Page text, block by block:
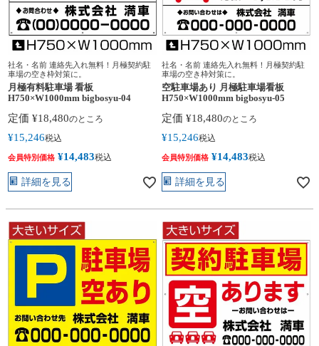
社名・名前 連絡先入れ無料！月極契約駐
車場の空き枠対策に。
月極有料駐車場 看板
H750×W1000mm bigbosyu-04
定価 ¥18,480のところ
¥15,246税込
会員特別価格 ¥14,483税込
詳細を見る
社名・名前 連絡先入れ無料！月極契約駐
車場の空き枠対策に。
空駐車場あり 月極駐車場看板
H750×W1000mm bigbosyu-05
定価 ¥18,480のところ
¥15,246税込
会員特別価格 ¥14,483税込
詳細を見る